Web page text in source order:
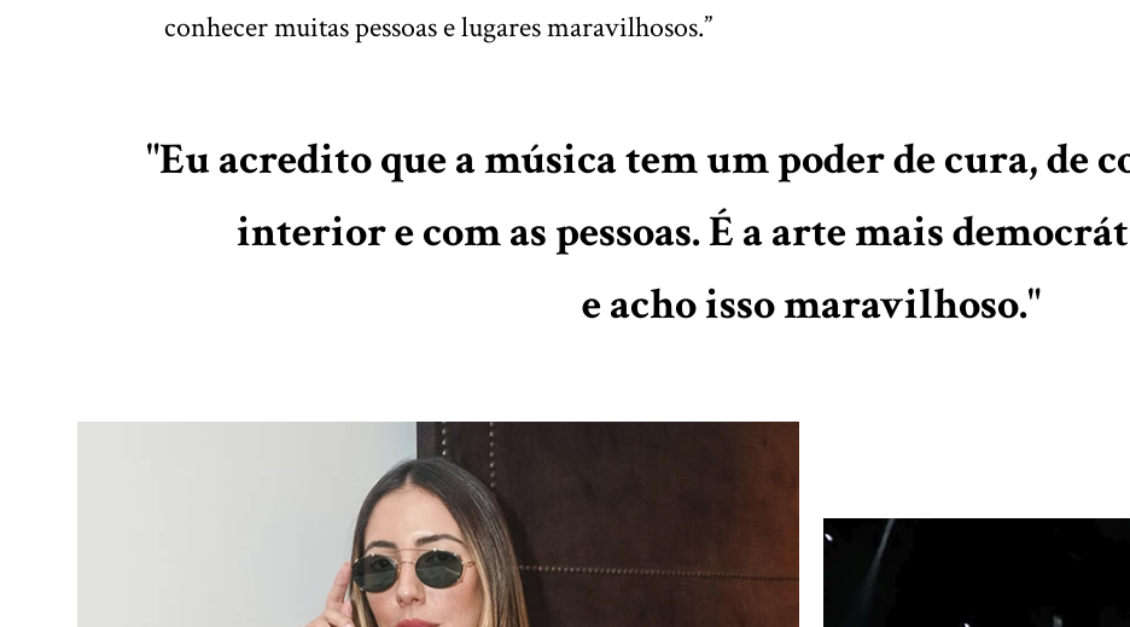
conhecer muitas pessoas e lugares maravilhosos.”
"Eu acredito que a música tem um poder de cura, de
interior e com as pessoas. É a arte mais
e acho isso maravilhoso."